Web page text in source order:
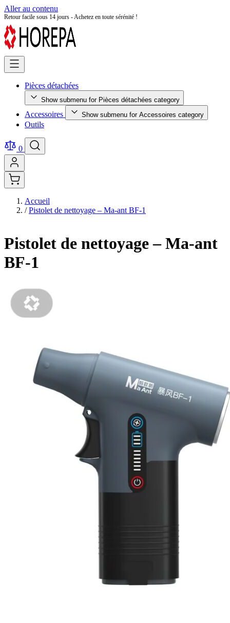
Aller au contenu
Retour facile sous 14 jours - Achetez en toute sérénité !
Pièces détachées
Show submenu for Pièces détachées category
Accessoires Show submenu for Accessoires category
Outils
0
Accueil
/ Pistolet de nettoyage – Ma-ant BF-1
Pistolet de nettoyage – Ma-ant
BF-1